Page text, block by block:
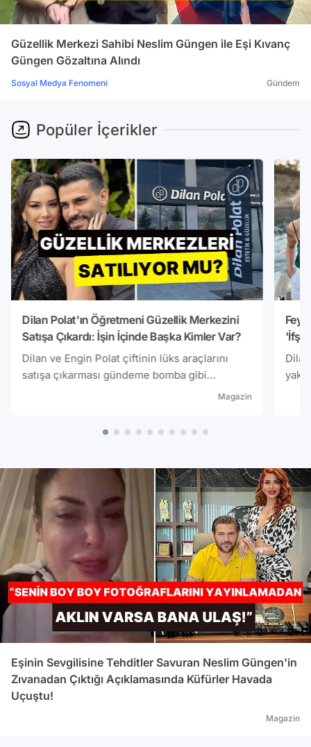
Güzellik Merkezi Sahibi Neslim Güngen ile Eşi Kıvanç
Güngen Gözaltına Alındı
Sosyal Medya Fenomeni Gündem
Popüler İçerikler
Dilan Polat'ın Öğretmeni Güzellik Merkezini
Satışa Çıkardı: İşin İçinde Başka Kimler Var?
Dilan ve Engin Polat çiftinin lüks araçlarını
satışa çıkarması gündeme bomba gibi
düşmüştü! Son olarak Dilan Polat'ın öğretmeni
Magazin
Eşinin Sevgilisine Tehditler Savuran Neslim Güngen'in
Zıvanadan Çıktığı Açıklamasında Küfürler Havada
Uçuştu!
Magazin